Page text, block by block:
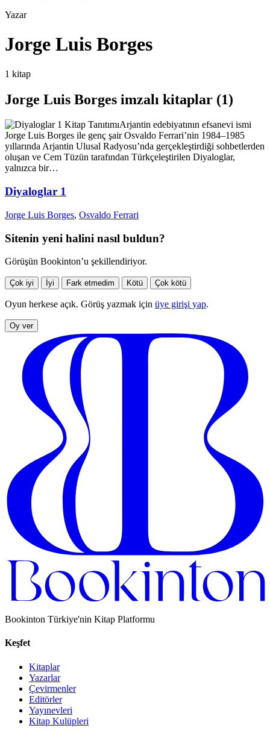
Yazar
Jorge Luis Borges
1 kitap
Jorge Luis Borges imzalı kitaplar (1)
Kitap TanıtımıArjantin edebiyatının efsanevi ismi
Jorge Luis Borges ile genç şair Osvaldo Ferrari’nin 1984–1985
yıllarında Arjantin Ulusal Radyosu’nda gerçekleştirdiği sohbetlerden
oluşan ve Cem Tüzün tarafından Türkçeleştirilen Diyaloglar,
yalnızca bir…
Diyaloglar 1
Jorge Luis Borges, Osvaldo Ferrari
Sitenin yeni halini nasıl buldun?
Görüşün Bookinton’u şekillendiriyor.
Çok iyi İyi Fark etmedim Kötü Çok kötü
Oyun herkese açık. Görüş yazmak için üye girişi yap.
Oy ver
Bookinton Türkiye'nin Kitap Platformu
Keşfet
Kitaplar
Yazarlar
Çevirmenler
Editörler
Yayınevleri
Kitap Kulüpleri